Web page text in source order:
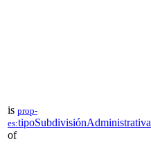
is prop-
es:tipoSubdivisiónAdministrativa
of